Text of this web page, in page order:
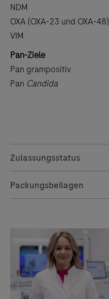
NDM
OXA (OXA-23 und OXA-48)
VIM
Pan-Ziele
Pan grampositiv
Pan Candida
Zulassungsstatus
Packungsbeilagen